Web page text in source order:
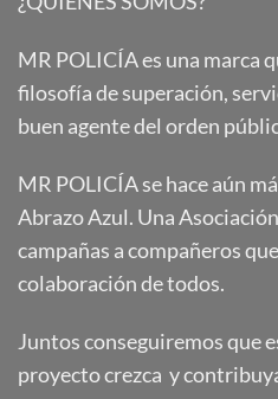
MR POLICÍA es una marca
filosofía de superación,
buen agente del orden
MR POLICÍA se hace aún
Abrazo Azul. Una
campañas a compañeros
colaboración de todos.
Juntos conseguiremos que
proyecto crezca y